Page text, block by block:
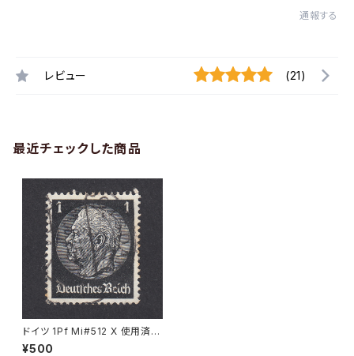
通報する
レビュー (21)
最近チェックした商品
ドイツ 1Pf Mi#512 X 使用済み
切手｜POTSDAM 21.8.1935
¥500